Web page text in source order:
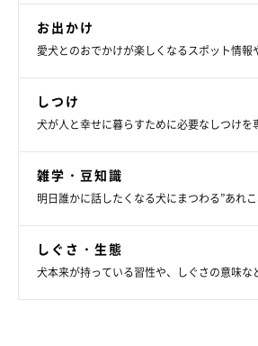
お出かけ
愛犬とのおでかけが楽しくなるスポット情報
しつけ
犬が人と幸せに暮らすために必要なしつけを
雑学・豆知識
明日誰かに話したくなる犬にまつわる”あれ
しぐさ・生態
犬本来が持っている習性や、しぐさの意味な